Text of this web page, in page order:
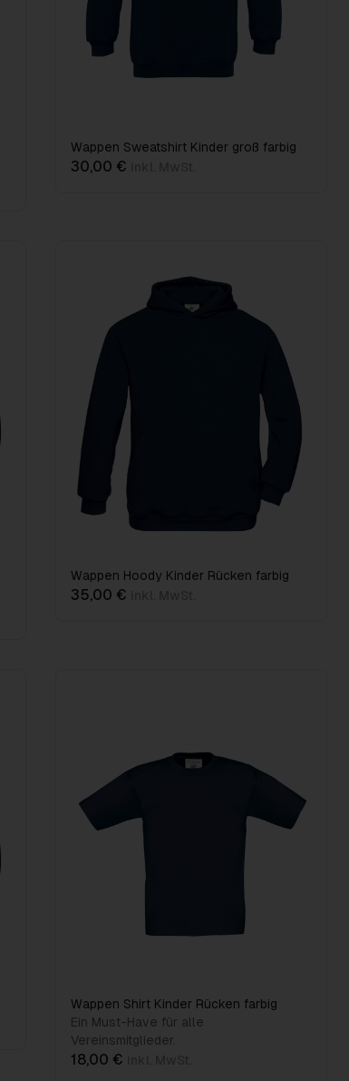
Wappen Sweatshirt Kinder groß farbig
30,00 €
Wappen Hoody Kinder Rücken farbig
35,00 €
Wappen Shirt Kinder Rücken farbig
Ein Must-Have für alle
Vereinsmitglieder.
18,00 €